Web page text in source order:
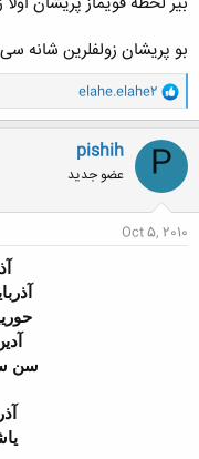
بو پریشان زولفلرین شانه سی
و
ا
ک
ن
ش
ه
ا
elahe.elahe2
P
pishih
عضو جدید
Oct 5, 2010
سن